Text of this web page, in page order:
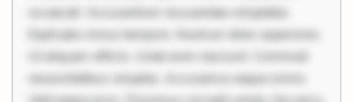
occaecati. Accusantium recusandae voluptates.
Explicabo minus tempore. Nostrum dolor asperiores.
Ut aliquam officiis. Unde enim nesciunt. Commodi
necessitatibus voluptas. Accusamus eaque omnis.